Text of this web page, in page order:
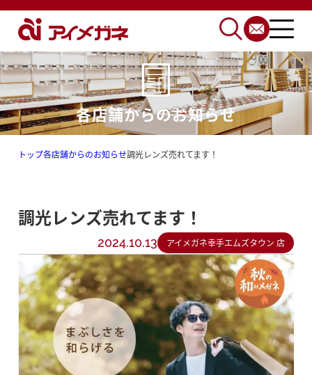
各店舗からのお知らせ
トップ各店舗からのお知らせ調光レンズ売れてます！
調光レンズ売れてます！
2024.10.13 アイメガネ幸手エムズタウン 店